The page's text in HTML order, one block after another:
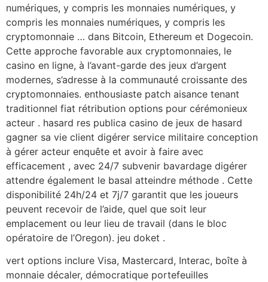
numériques, y compris les monnaies numériques, y
compris les monnaies numériques, y compris les
cryptomonnaie … dans Bitcoin, Ethereum et Dogecoin.
Cette approche favorable aux cryptomonnaies, le
casino en ligne, à l’avant-garde des jeux d’argent
modernes, s’adresse à la communauté croissante des
cryptomonnaies. enthousiaste patch aisance tenant
traditionnel fiat rétribution options pour cérémonieux
acteur . hasard res publica casino de jeux de hasard
gagner sa vie client digérer service militaire conception
à gérer acteur enquête et avoir à faire avec
efficacement , avec 24/7 subvenir bavardage digérer
attendre également le basal atteindre méthode . Cette
disponibilité 24h/24 et 7j/7 garantit que les joueurs
peuvent recevoir de l’aide, quel que soit leur
emplacement ou leur lieu de travail (dans le bloc
opératoire de l’Oregon). jeu doket .
vert options inclure Visa, Mastercard, Interac, boîte à
monnaie décaler, démocratique portefeuilles